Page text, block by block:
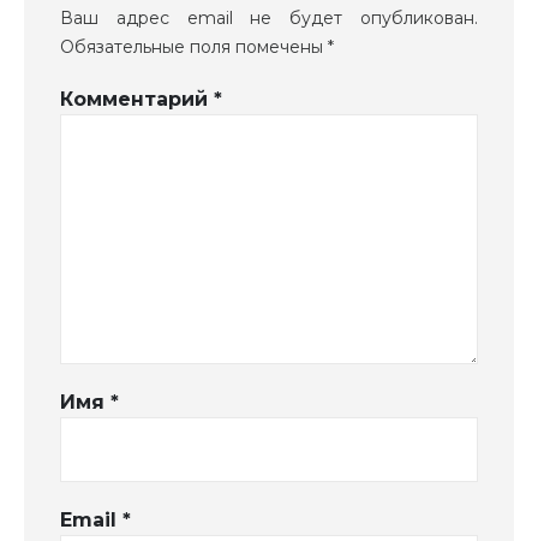
Ваш адрес email не будет опубликован.
Обязательные поля помечены *
Комментарий *
Имя *
Email *